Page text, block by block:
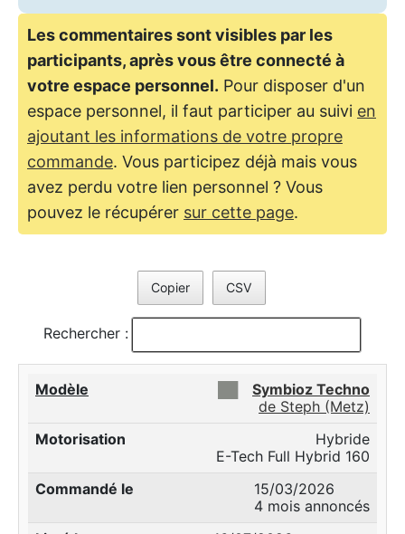
Les commentaires sont visibles par les
participants, après vous être connecté à
votre espace personnel. Pour disposer d'un
espace personnel, il faut participer au suivi en
ajoutant les informations de votre propre
commande. Vous participez déjà mais vous
avez perdu votre lien personnel ? Vous
pouvez le récupérer sur cette page.
Copier CSV
Rechercher :
Symbioz Techno
de Steph (Metz)
Hybride
E-Tech Full Hybrid 160
15/03/2026
4 mois annoncés